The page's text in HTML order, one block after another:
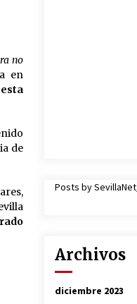
no
en
de
Posts by SevillaNet_
Archivos
diciembre 2023